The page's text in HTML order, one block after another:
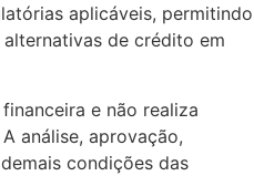
aplicáveis, permitindo
de crédito em
e não realiza
análise, aprovação,
condições das